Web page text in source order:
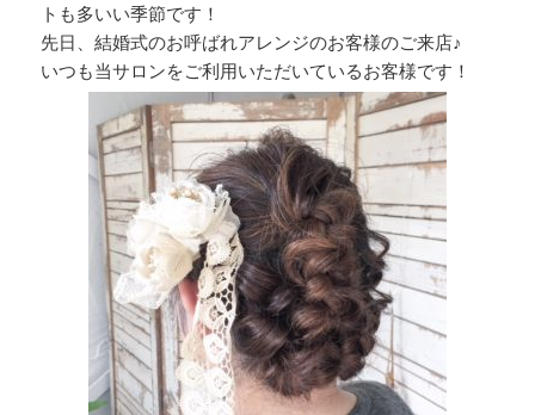
トも多いい季節です！
先日、結婚式のお呼ばれアレンジのお客様のご来店♪
いつも当サロンをご利用いただいているお客様です！